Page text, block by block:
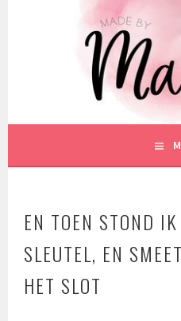
EN TOEN STOND
SLEUTEL, EN
HET SLOT